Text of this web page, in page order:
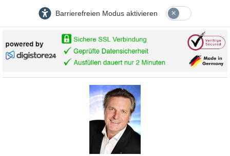
Barrierefreien Modus aktivieren